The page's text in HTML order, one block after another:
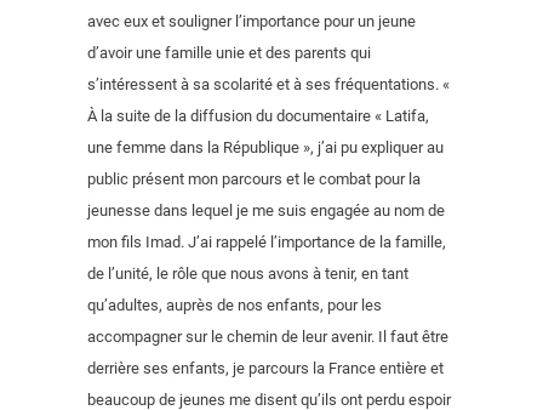
avec eux et souligner l’importance pour un jeune
d’avoir une famille unie et des parents qui
s’intéressent à sa scolarité et à ses fréquentations. «
À la suite de la diffusion du documentaire « Latifa,
une femme dans la République », j’ai pu expliquer au
public présent mon parcours et le combat pour la
jeunesse dans lequel je me suis engagée au nom de
mon fils Imad. J’ai rappelé l’importance de la famille,
de l’unité, le rôle que nous avons à tenir, en tant
qu’adultes, auprès de nos enfants, pour les
accompagner sur le chemin de leur avenir. Il faut être
derrière ses enfants, je parcours la France entière et
beaucoup de jeunes me disent qu’ils ont perdu espoir